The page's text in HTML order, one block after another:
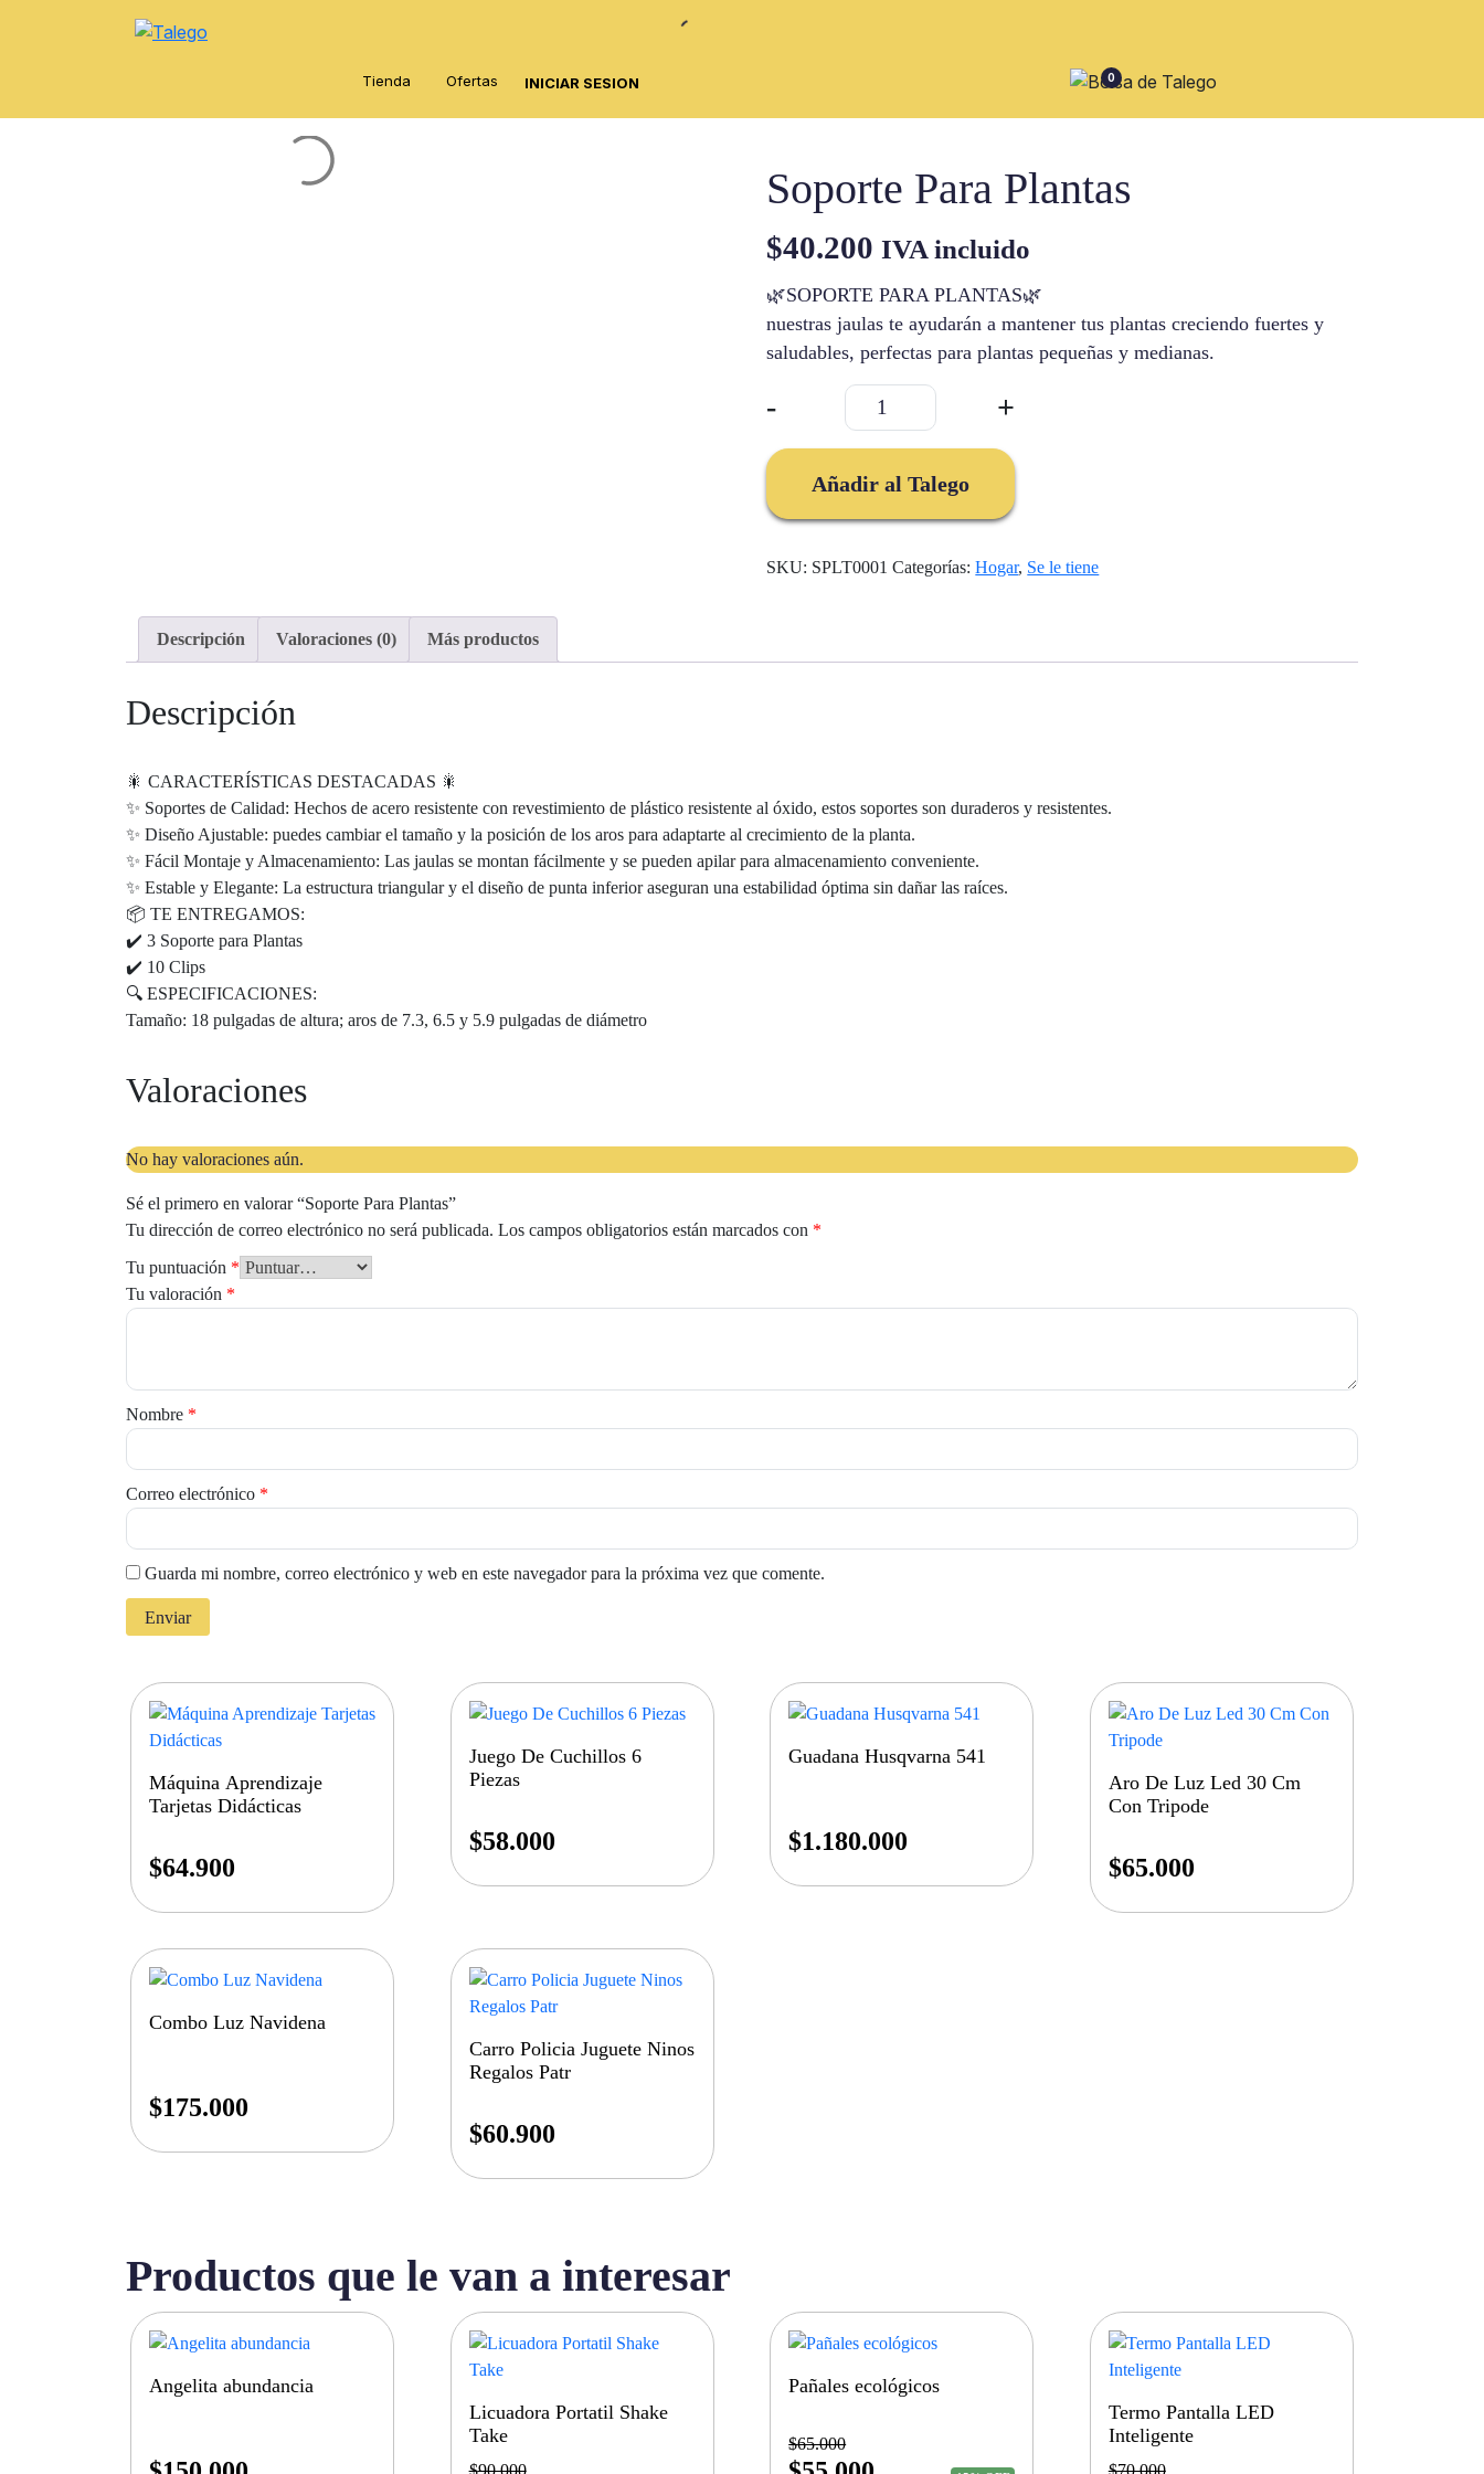
Tienda Ofertas INICIAR SESION 0
Soporte Para Plantas
$40.200 IVA incluido
🌿SOPORTE PARA PLANTAS🌿
nuestras jaulas te ayudarán a mantener tus plantas creciendo fuertes y
saludables, perfectas para plantas pequeñas y medianas.
-
Soporte
Plantas
cantidad
+
Añadir al Talego
SKU: SPLT0001 Categorías:Hogar, Se le tiene
Descripción Valoraciones (0) Más productos
Descripción
🎇 CARACTERÍSTICAS DESTACADAS 🎇
✨ Soportes de Calidad: Hechos de acero resistente con revestimiento de plástico resistente al óxido, estos soportes son duraderos y resistentes.
✨ Diseño Ajustable: puedes cambiar el tamaño y la posición de los aros para adaptarte al crecimiento de la planta.
✨ Fácil Montaje y Almacenamiento: Las jaulas se montan fácilmente y se pueden apilar para almacenamiento conveniente.
✨ Estable y Elegante: La estructura triangular y el diseño de punta inferior aseguran una estabilidad óptima sin dañar las raíces.
📦 TE ENTREGAMOS:
✔️ 3 Soporte para Plantas
✔️ 10 Clips
🔍 ESPECIFICACIONES:
Tamaño: 18 pulgadas de altura; aros de 7.3, 6.5 y 5.9 pulgadas de diámetro
Valoraciones
No hay valoraciones aún.
Sé el primero en valorar “Soporte Para Plantas”
Tu dirección de correo electrónico no será publicada. Los campos obligatorios están marcados con *
Tu puntuación *
Tu valoración *
Nombre *
Correo electrónico *
Guarda mi nombre, correo electrónico y web en este navegador para la próxima vez que comente.
Máquina Aprendizaje
Tarjetas Didácticas
$64.900
Juego De Cuchillos 6
Piezas
$58.000
Guadana Husqvarna 541
$1.180.000
Aro De Luz Led 30 Cm
Con Tripode
$65.000
Combo Luz Navidena
$175.000
Carro Policia Juguete Ninos
Regalos Patr
$60.900
Productos que le van a interesar
Angelita abundancia
Licuadora Portatil Shake
Take
Pañales ecológicos
$65.000
Termo Pantalla LED
Inteligente